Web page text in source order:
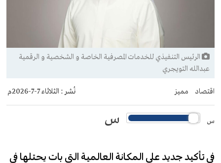
الرئيس التنفيذي للخدمات المصرفية الخاصة و الشخصية و الرقمية
عبدالله التويجري
اقتصاد مميز نُشر : الثلاثاء 7-7-2026م
س س
في تأكيد جديد على المكانة العالمية التي بات يحتلها في